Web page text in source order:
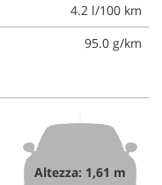
4.2 l/100 km
95.0 g/km
Altezza: 1,61 m